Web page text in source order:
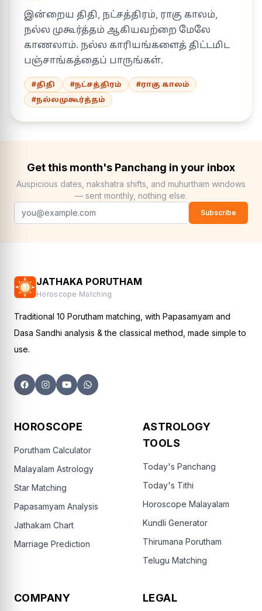
இன்றைய திதி, நட்சத்திரம், ராகு காலம்,
நல்ல முகூர்த்தம் ஆகியவற்றை மேலே
காணலாம். நல்ல காரியங்களைத் திட்டமிட
பஞ்சாங்கத்தைப் பாருங்கள்.
#திதி #நட்சத்திரம்
#ராகு காலம்
#நல்லமுகூர்த்தம்
Get this month's Panchang in your inbox
Auspicious dates, nakshatra shifts, and muhurtham windows
— sent monthly, nothing else.
Subscribe
JATHAKA PORUTHAM
Horoscope Matching
Traditional 10 Porutham matching, with Papasamyam and
Dasa Sandhi analysis & the classical method, made simple to
use.
HOROSCOPE
Porutham Calculator
Malayalam Astrology
Star Matching
Papasamyam Analysis
Jathakam Chart
Marriage Prediction
ASTROLOGY
TOOLS
Today's Panchang
Today's Tithi
Horoscope Malayalam
Kundli Generator
Thirumana Porutham
Telugu Matching
COMPANY LEGAL